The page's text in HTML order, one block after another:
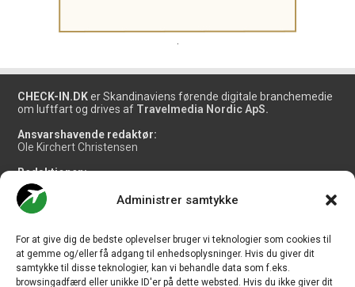
Administrer samtykke
For at give dig de bedste oplevelser bruger vi teknologier som cookies til
at gemme og/eller få adgang til enhedsoplysninger. Hvis du giver dit
samtykke til disse teknologier, kan vi behandle data som f.eks.
browsingadfærd eller unikke ID'er på dette websted. Hvis du ikke giver dit
CHECK-IN.DK er Skandinaviens førende digitale branchemedie
om luftfart og drives af Travelmedia Nordic ApS.
Ansvarshavende redaktør:
Ole Kirchert Christensen
Redaktionen:
Christian Granhøj Skouboe
Henrik Baumgarten
Danny Longhi Andreasen
Salg og jobannoncer:
salg@travelmedianordic.com